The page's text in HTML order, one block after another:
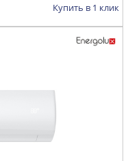
Купить в 1 клик